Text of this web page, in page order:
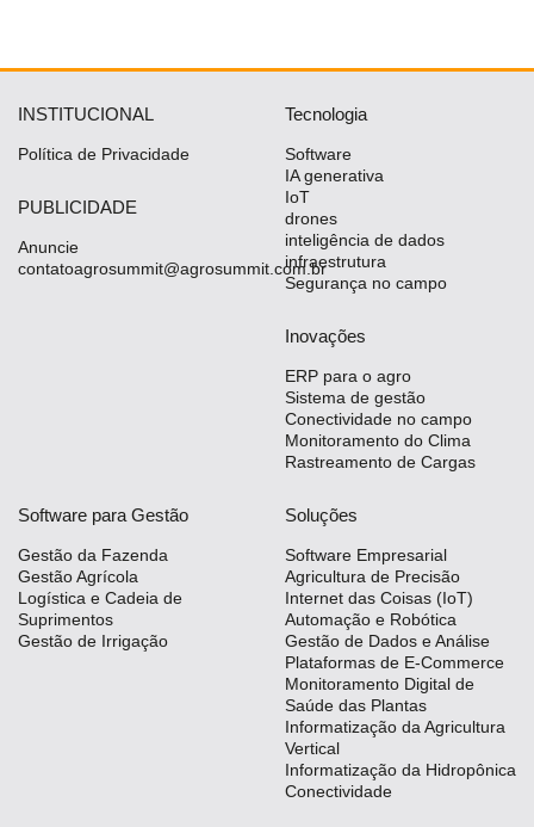
INSTITUCIONAL
Política de Privacidade
PUBLICIDADE
Anuncie
contatoagrosummit@agrosummit.com.br
Tecnologia
Software
IA generativa
IoT
drones
inteligência de dados
infraestrutura
Segurança no campo
Inovações
ERP para o agro
Sistema de gestão
Conectividade no campo
Monitoramento do Clima
Rastreamento de Cargas
Software para Gestão
Gestão da Fazenda
Gestão Agrícola
Logística e Cadeia de
Suprimentos
Gestão de Irrigação
Soluções
Software Empresarial
Agricultura de Precisão
Internet das Coisas (IoT)
Automação e Robótica
Gestão de Dados e Análise
Plataformas de E-Commerce
Monitoramento Digital de
Saúde das Plantas
Informatização da Agricultura
Vertical
Informatização da Hidropônica
Conectividade